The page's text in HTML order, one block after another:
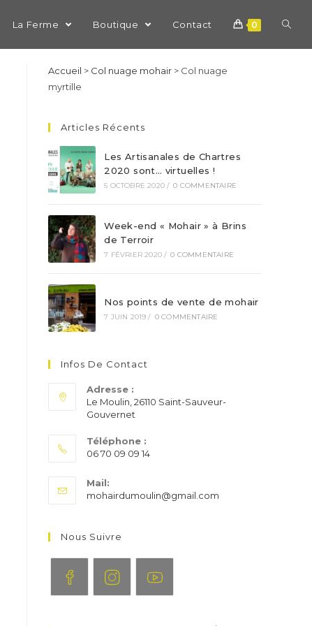
La Ferme Boutique Contact 0
Accueil > Col nuage mohair > Col nuage
myrtille
Articles Récents
Les Artisanales de Chartres
2020 sont… virtuelles !
5 OCTOBRE 2020 / 0 COMMENTAIRE
Week-end « Mohair » à Brins
de Terroir
7 FÉVRIER 2020 / 0 COMMENTAIRE
Nos points de vente de mohair
7 JUIN 2019 / 0 COMMENTAIRE
Infos De Contact
Adresse :
Le Moulin, 26110 Saint-Sauveur-
Gouvernet
Téléphone :
06 70 09 09 14
dans
votre
Mail:
mohairdumoulin@gmail.com
Nous Suivre